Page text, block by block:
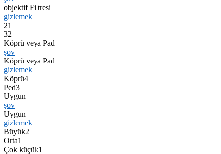
objektif Filtresi
gizlemek
21
32
Köprü veya Pad
şov
Köprü veya Pad
gizlemek
Köprü4
Ped3
Uygun
şov
Uygun
gizlemek
Büyük2
Orta1
Çok küçük1